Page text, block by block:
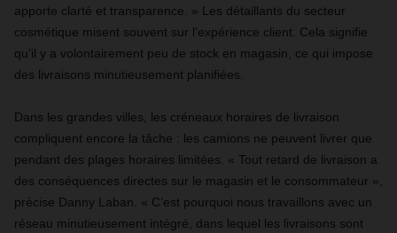
apporte clarté et transparence. » Les détaillants du secteur
cosmétique misent souvent sur l’expérience client. Cela signifie
qu’il y a volontairement peu de stock en magasin, ce qui impose
des livraisons minutieusement planifiées.
Dans les grandes villes, les créneaux horaires de livraison
compliquent encore la tâche : les camions ne peuvent livrer que
pendant des plages horaires limitées. « Tout retard de livraison a
des conséquences directes sur le magasin et le consommateur »,
précise Danny Laban. « C’est pourquoi nous travaillons avec un
réseau minutieusement intégré, dans lequel les livraisons sont